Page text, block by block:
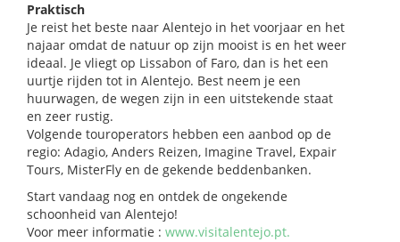
Praktisch
Je reist het beste naar Alentejo in het voorjaar en het
najaar omdat de natuur op zijn mooist is en het weer
ideaal. Je vliegt op Lissabon of Faro, dan is het een
uurtje rijden tot in Alentejo. Best neem je een
huurwagen, de wegen zijn in een uitstekende staat
en zeer rustig.
Volgende touroperators hebben een aanbod op de
regio: Adagio, Anders Reizen, Imagine Travel, Expair
Tours, MisterFly en de gekende beddenbanken.
Start vandaag nog en ontdek de ongekende
schoonheid van Alentejo!
Voor meer informatie : www.visitalentejo.pt.